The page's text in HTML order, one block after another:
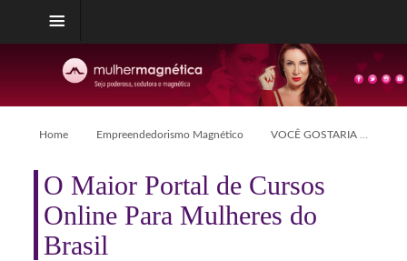
Home Empreendedorismo Magnético VOCÊ GOSTARIA DE TER UM MILHÃO DE REAIS?
O Maior Portal de Cursos
Online Para Mulheres do
Brasil